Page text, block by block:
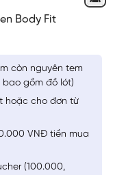
Body Fit
còn nguyên tem
bao gồm đồ lót)
hoặc cho đơn từ
VNĐ tiền mua
(100.000,